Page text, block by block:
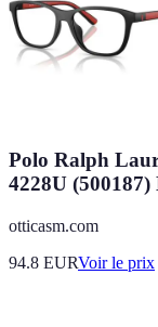
Polo Ralph
4228U (500187)
otticasm.com
94.8 EURVoir le prix